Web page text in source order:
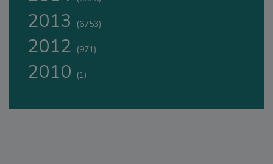
2013 (6753)
2012 (971)
2010 (1)